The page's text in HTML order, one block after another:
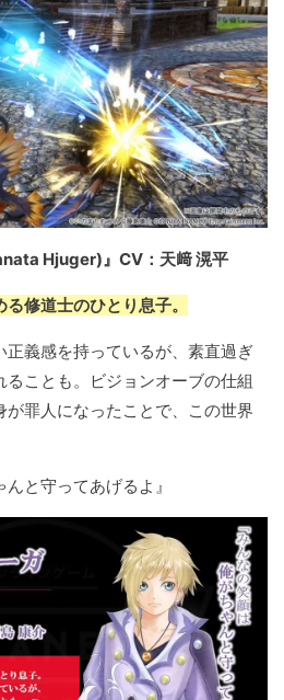
Hjuger)』CV：天﨑 滉平
修道士のひとり息子。
義感を持っているが、素直過ぎ
ことも。ビジョンオーブの仕組
罪人になったことで、この世界
と守ってあげるよ』